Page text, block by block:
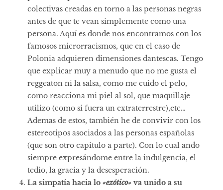
colectivas creadas en torno a las personas negras
antes de que te vean simplemente como una
persona. Aquí es donde nos encontramos con los
famosos microrracismos, que en el caso de
Polonia adquieren dimensiones dantescas. Tengo
que explicar muy a menudo que no me gusta el
reggeaton ni la salsa, como me cuido el pelo,
como reacciona mi piel al sol, que maquillaje
utilizo (como si fuera un extraterrestre),etc…
Ademas de estos, también he de convivir con los
estereotipos asociados a las personas españolas
(que son otro capitulo a parte). Con lo cual ando
siempre expresándome entre la indulgencia, el
tedio, la gracia y la desesperación.
La simpatía hacia lo «exótico» va unido a su